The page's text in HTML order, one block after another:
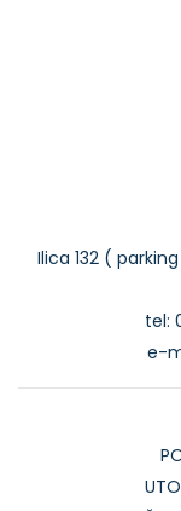
Ilica 132 (
tel:
e-